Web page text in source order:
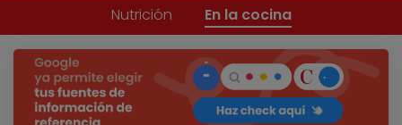
Nutrición En la cocina